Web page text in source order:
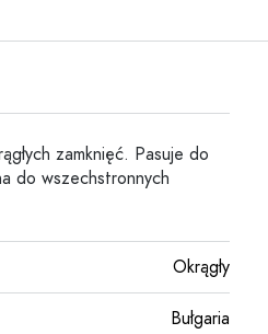
zamknięć. Pasuje do
do wszechstronnych
Okrągły
Bułgaria